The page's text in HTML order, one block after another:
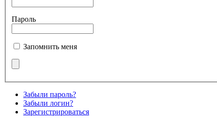
Пароль
Запомнить меня
Забыли пароль?
Забыли логин?
Зарегистрироваться